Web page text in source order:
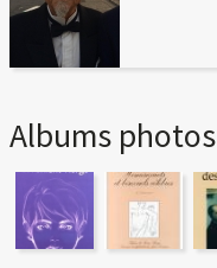
Albums photos